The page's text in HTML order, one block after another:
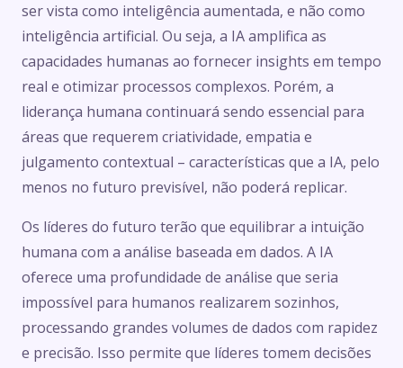
ser vista como inteligência aumentada, e não como
inteligência artificial. Ou seja, a IA amplifica as
capacidades humanas ao fornecer insights em tempo
real e otimizar processos complexos. Porém, a
liderança humana continuará sendo essencial para
áreas que requerem criatividade, empatia e
julgamento contextual – características que a IA, pelo
menos no futuro previsível, não poderá replicar.
Os líderes do futuro terão que equilibrar a intuição
humana com a análise baseada em dados. A IA
oferece uma profundidade de análise que seria
impossível para humanos realizarem sozinhos,
processando grandes volumes de dados com rapidez
e precisão. Isso permite que líderes tomem decisões